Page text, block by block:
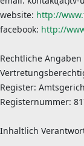
website: http://
facebook: http://
Rechtliche Angaben
Register:
Registernummer:
Inhaltlich